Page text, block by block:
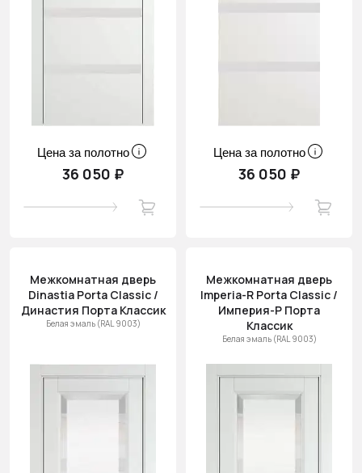
Цена за полотно
36 050 ₽
Цена за полотно
36 050 ₽
Межкомнатная дверь
Dinastia Porta Classic /
Династия Порта Классик
Белая эмаль (RAL 9003)
Межкомнатная дверь
Imperia-R Porta Classic /
Империя-Р Порта
Классик
Белая эмаль (RAL 9003)